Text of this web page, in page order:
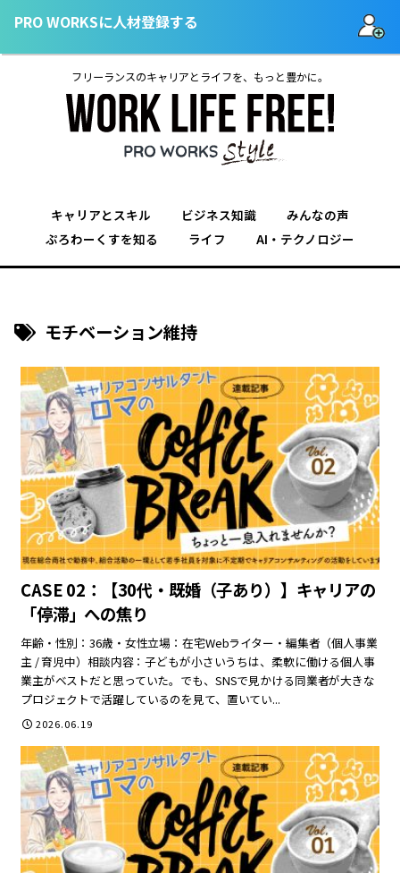
フリーランスのキャリアとライフを、もっと豊かに。
キャリアとスキル ビジネス知識
みんなの声
ぷろわーくすを知る
ライフ AI・テクノロジー
PRO WORKSに人材登録する
モチベーション維持
CASE 02：【30代・既婚（子あり）】キャリアの
「停滞」への焦り
年齢・性別：36歳・女性立場：在宅Webライター・編集者（個人事業
主 / 育児中）相談内容：子どもが小さいうちは、柔軟に働ける個人事
業主がベストだと思っていた。でも、SNSで見かける同業者が大きな
プロジェクトで活躍しているのを見て、置いてい...
2026.06.19